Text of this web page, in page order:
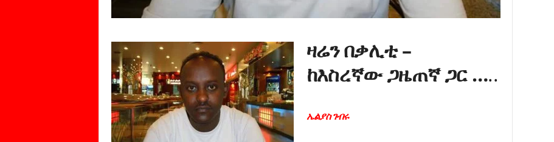
ዛሬን በቃሊቲ –
ከእስረኛውጋዜጠኛ ጋር …..
ኤልያስ ገብሩ